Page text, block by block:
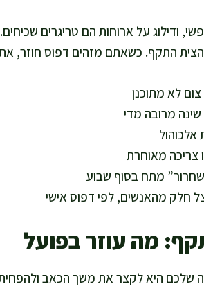
ודילוג על ארוחות הם טריגרים
התקף. כשאתם מזהים דפוס חוזר,
לא מתוכנן
מרובה מדי
אלכוהול
צריכה מאוחרת
מתח בסוף שבוע
חלק מהאנשים, לפי דפוס אישי
מה עוזר בפועל
היא לקצר את משך הכאב ולהפחית